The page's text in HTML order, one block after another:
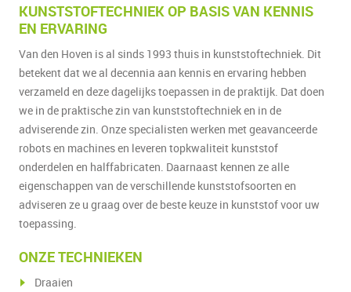
KUNSTSTOFTECHNIEK OP BASIS VAN KENNIS
EN ERVARING
Van den Hoven is al sinds 1993 thuis in kunststoftechniek. Dit
betekent dat we al decennia aan kennis en ervaring hebben
verzameld en deze dagelijks toepassen in de praktijk. Dat doen
we in de praktische zin van kunststoftechniek en in de
adviserende zin. Onze specialisten werken met geavanceerde
robots en machines en leveren topkwaliteit kunststof
onderdelen en halffabricaten. Daarnaast kennen ze alle
eigenschappen van de verschillende kunststofsoorten en
adviseren ze u graag over de beste keuze in kunststof voor uw
toepassing.
ONZE TECHNIEKEN
Draaien